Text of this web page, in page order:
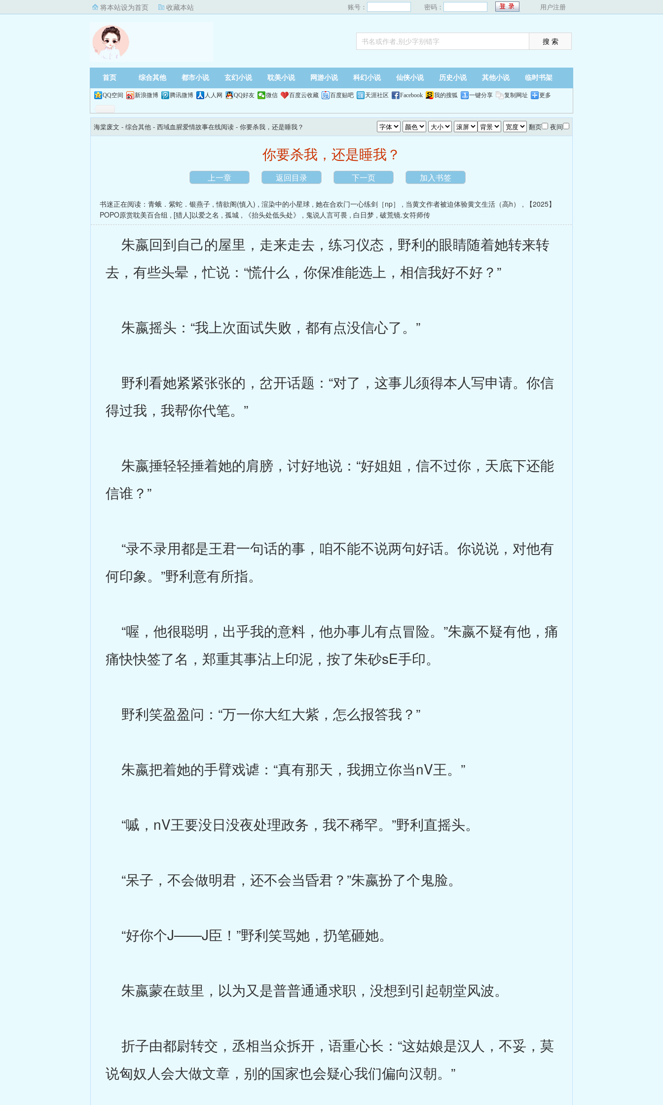
将本站设为首页 收藏本站 账号： 密码： 用户注册
首页 综合其他 都市小说 玄幻小说 耽美小说 网游小说 科幻小说 仙侠小说 历史小说 其他小说 临时书架
QQ空间 新浪微博 腾讯微博 人人网 QQ好友 微信 百度云收藏 百度贴吧 天涯社区 Facebook 我的搜狐 一键分享 复制网址 更多
海棠废文 - 综合其他 - 西域血腥爱情故事在线阅读 - 你要杀我，还是睡我？ 翻页 夜间
你要杀我，还是睡我？
上一章 返回目录 下一页 加入书签
书迷正在阅读： 青蛾．紫蛇．银燕子 ,情欲阁(慎入) , 渲染中的小星球 , 她在合欢门一心练剑［np］ , 当黄文作者被迫体验黄文生活（高h） ,
【2025】
POPO原赏耽美百合组 , [猎人]以爱之名 , 孤城 , 《抬头处低头处》 , 鬼说人言可畏 , 白日梦 , 破荒镜.女符师传
朱嬴回到自己的屋里，走来走去，练习仪态，野利的眼睛随着她转来转
去，有些头晕，忙说：“慌什么，你保准能选上，相信我好不好？”
朱嬴摇头：“我上次面试失败，都有点没信心了。”
野利看她紧紧张张的，岔开话题：“对了，这事儿须得本人写申请。你信
得过我，我帮你代笔。”
朱嬴捶轻轻捶着她的肩膀，讨好地说：“好姐姐，信不过你，天底下还能
信谁？”
“录不录用都是王君一句话的事，咱不能不说两句好话。你说说，对他有
何印象。”野利意有所指。
“喔，他很聪明，出乎我的意料，他办事儿有点冒险。”朱嬴不疑有他，痛
痛快快签了名，郑重其事沾上印泥，按了朱砂sE手印。
野利笑盈盈问：“万一你大红大紫，怎么报答我？”
朱嬴把着她的手臂戏谑：“真有那天，我拥立你当nV王。”
“嘁，nV王要没日没夜处理政务，我不稀罕。”野利直摇头。
“呆子，不会做明君，还不会当昏君？”朱嬴扮了个鬼脸。
“好你个J——J臣！”野利笑骂她，扔笔砸她。
朱嬴蒙在鼓里，以为又是普普通通求职，没想到引起朝堂风波。
折子由都尉转交，丞相当众拆开，语重心长：“这姑娘是汉人，不妥，莫
说匈奴人会大做文章，别的国家也会疑心我们偏向汉朝。”